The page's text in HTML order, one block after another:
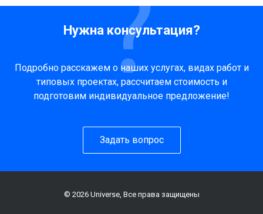
Нужна консультация?
Подробно расскажем о наших услугах, видах работ и
типовых проектах, рассчитаем стоимость и
подготовим индивидуальное предложение!
Задать вопрос
© 2026 Universe, Все права защищены